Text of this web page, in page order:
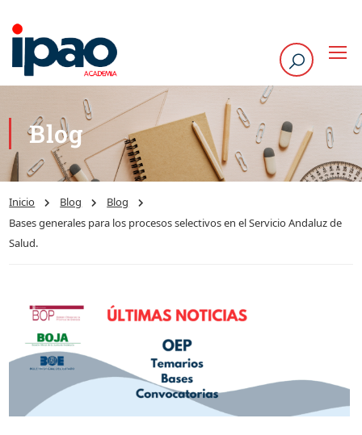
Blog
Inicio Blog
Blog
Bases generales para los procesos selectivos en el Servicio Andaluz de
Salud.